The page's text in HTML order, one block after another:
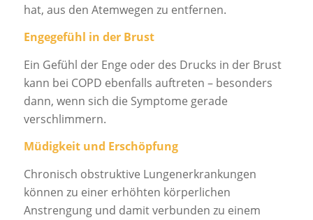
hat, aus den Atemwegen zu entfernen.
Engegefühl in der Brust
Ein Gefühl der Enge oder des Drucks in der Brust
kann bei COPD ebenfalls auftreten – besonders
dann, wenn sich die Symptome gerade
verschlimmern.
Müdigkeit und Erschöpfung
Chronisch obstruktive Lungenerkrankungen
können zu einer erhöhten körperlichen
Anstrengung und damit verbunden zu einem